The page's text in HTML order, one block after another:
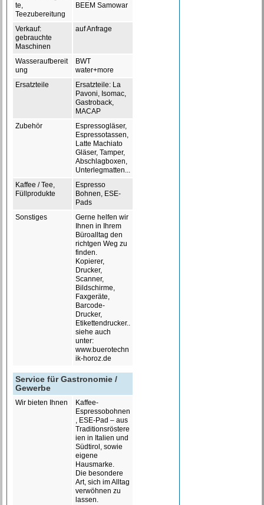
te,
Teezubereitung
BEEM Samowar
Verkauf:
gebrauchte
Maschinen
auf Anfrage
Wasseraufbereit
ung
BWT
water+more
Ersatzteile
Ersatzteile: La
Pavoni, Isomac,
Gastroback,
MACAP
Zubehör
Espressogläser,
Espressotassen,
Latte Machiato
Gläser, Tamper,
Abschlagboxen,
Unterlegmatten...
Kaffee / Tee,
Füllprodukte
Espresso
Bohnen, ESE-
Pads
Sonstiges
Gerne helfen wir
Ihnen in Ihrem
Büroalltag den
richtgen Weg zu
finden.
Kopierer,
Drucker,
Scanner,
Bildschirme,
Faxgeräte,
Barcode-
Drucker,
Etikettendrucker..
siehe auch
unter:
www.buerotechn
ik-horoz.de
Service für Gastronomie /
Gewerbe
Wir bieten Ihnen
Kaffee-
Espressobohnen
, ESE-Pad – aus
Traditionsröstere
ien in Italien und
Südtirol, sowie
eigene
Hausmarke.
Die besondere
Art, sich im Alltag
verwöhnen zu
lassen.